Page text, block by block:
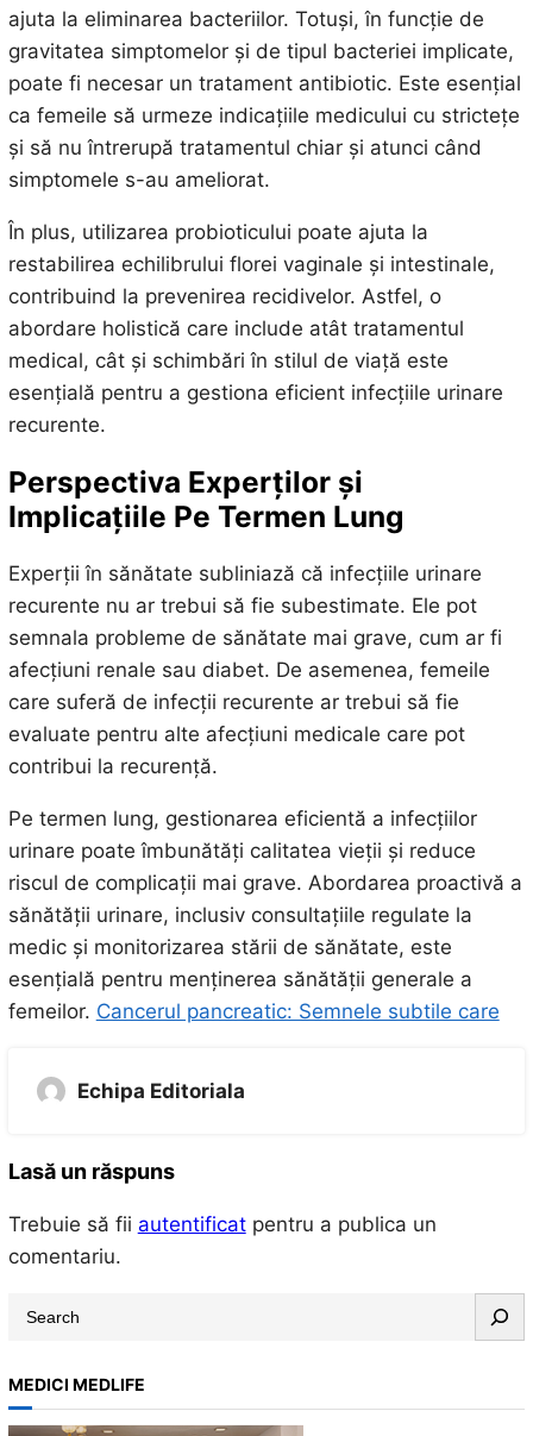
ajuta la eliminarea bacteriilor. Totuși, în funcție de
gravitatea simptomelor și de tipul bacteriei implicate,
poate fi necesar un tratament antibiotic. Este esențial
ca femeile să urmeze indicațiile medicului cu strictețe
și să nu întrerupă tratamentul chiar și atunci când
simptomele s-au ameliorat.
În plus, utilizarea probioticului poate ajuta la
restabilirea echilibrului florei vaginale și intestinale,
contribuind la prevenirea recidivelor. Astfel, o
abordare holistică care include atât tratamentul
medical, cât și schimbări în stilul de viață este
esențială pentru a gestiona eficient infecțiile urinare
recurente.
Perspectiva Experților și
Implicațiile Pe Termen Lung
Experții în sănătate subliniază că infecțiile urinare
recurente nu ar trebui să fie subestimate. Ele pot
semnala probleme de sănătate mai grave, cum ar fi
afecțiuni renale sau diabet. De asemenea, femeile
care suferă de infecții recurente ar trebui să fie
evaluate pentru alte afecțiuni medicale care pot
contribui la recurență.
Pe termen lung, gestionarea eficientă a infecțiilor
urinare poate îmbunătăți calitatea vieții și reduce
riscul de complicații mai grave. Abordarea proactivă a
sănătății urinare, inclusiv consultațiile regulate la
medic și monitorizarea stării de sănătate, este
esențială pentru menținerea sănătății generale a
femeilor. Cancerul pancreatic: Semnele subtile care
Echipa Editoriala
Lasă un răspuns
Trebuie să fii autentificatpentru a publica un
comentariu.
a
r
MEDICI MEDLIFE